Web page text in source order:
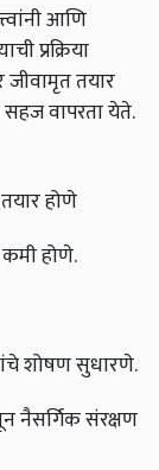
आणि
प्रक्रिया
जीवामृत तयार
सहज वापरता येते.
होणे
होणे.
शोषण सुधारणे.
नैसर्गिक संरक्षण